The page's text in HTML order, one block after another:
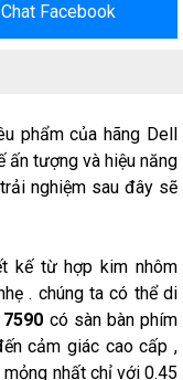
Chat Facebook
phẩm của hãng Dell
tượng và hiệu năng
nghiệm sau đây sẽ
kế từ hợp kim nhôm
. chúng ta có thể di
có sàn bàn phím
cảm giác cao cấp ,
nhất chỉ với 0.45